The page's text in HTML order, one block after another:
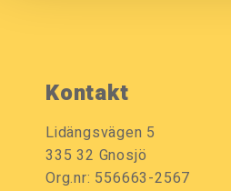
Kontakt
Lidängsvägen 5
335 32 Gnosjö
Org.nr: 556663-2567